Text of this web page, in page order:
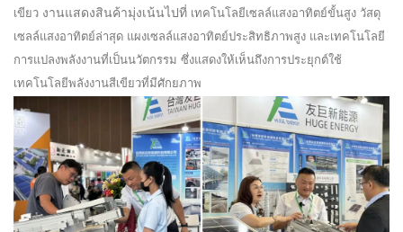
เขียว งานแสดงสินค้ามุ่งเน้นไปที่ เทคโนโลยีเซลล์แสงอาทิตย์ขั้นสูง วัสดุ
เซลล์แสงอาทิตย์ล่าสุด แผงเซลล์แสงอาทิตย์ประสิทธิภาพสูง และเทคโนโลยี
การแปลงพลังงานที่เป็นนวัตกรรม ซึ่งแสดงให้เห็นถึงการประยุกต์ใช้
เทคโนโลยีพลังงานสีเขียวที่มีศักยภาพ